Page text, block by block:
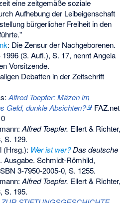
eine zeitgemäße soziale
Aufhebung der Leibeigenschaft
bürgerlicher Freiheit in den
: Die Zensur der Nachgeborenen.
(3. Aufl.), S. 17, nennt Angela
Vorsitzende.
Debatten in der Zeitschrift
Alfred Toepfer: Mäzen im
Geld, dunkle Absichten?
FAZ.net
Alfred Toepfer. Ellert & Richter,
S. 129.
(Hrsg.): Wer ist wer?Das deutsche
Ausgabe. Schmidt-Römhild,
3-7950-2005-0, S. 1255.
Alfred Toepfer. Ellert & Richter,
S. 195.